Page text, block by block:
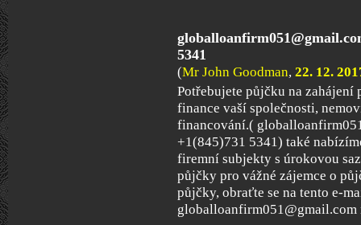
5341
(Mr John Goodman, 22. 12.
Potřebujete půjčku na
finance vaší společnosti,
financování.(
+1(845)731 5341) také
firemní subjekty s úrokovou
půjčky pro vážné zájemce o
půjčky, obraťte se na tento e-
globalloanfirm051@gmail.com